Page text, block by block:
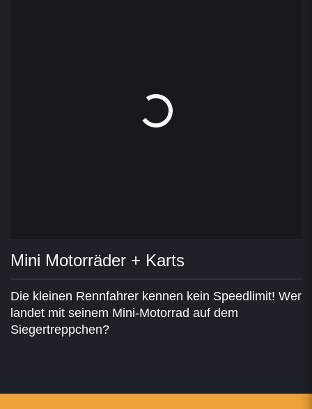
Mini Motorräder + Karts
Die kleinen Rennfahrer kennen kein Speedlimit! Wer
landet mit seinem Mini-Motorrad auf dem
Siegertreppchen?